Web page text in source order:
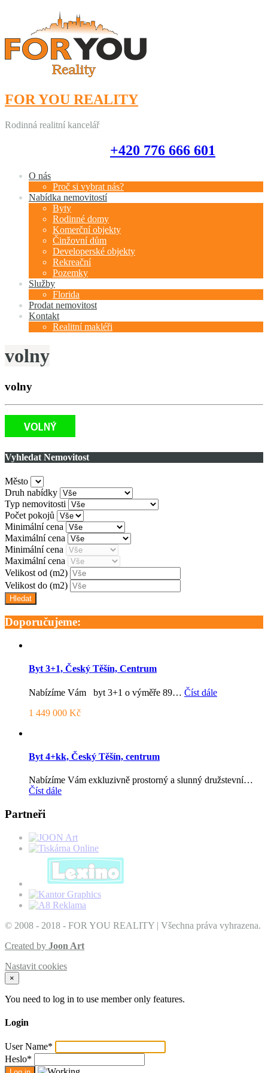
FOR YOU REALITY
Rodinná realitní kancelář
+420 776 666 601
O nás
Proč si vybrat nás?
Nabídka nemovitostí
Byty
Rodinné domy
Komerční objekty
Činžovní dům
Developerské objekty
Rekreační
Pozemky
Služby
Florida
Prodat nemovitost
Kontakt
Realitní makléři
volny
volny
Vyhledat Nemovitost
Město
Druh nabídky
Typ nemovitosti
Počet pokojů
Minimální cena
Maximální cena
Minimální cena
Maximální cena
Velikost od (m2)
Velikost do (m2)
Doporučujeme:
Byt 3+1, Český Těšín, Centrum
Nabízíme Vám byt 3+1 o výměře 89… Číst dále
1 449 000 Kč
Byt 4+kk, Český Těšín, centrum
Nabízíme Vám exkluzivně prostorný a slunný družstevní…
Číst dále
Partneři
© 2008 - 2018 - FOR YOU REALITY | Všechna práva vyhrazena.
Created by Joon Art
Nastavit cookies
×
You need to log in to use member only features.
Login
User Name*
Heslo*